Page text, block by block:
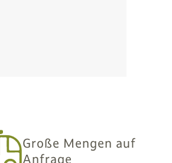
Große Mengen auf
Anfrage